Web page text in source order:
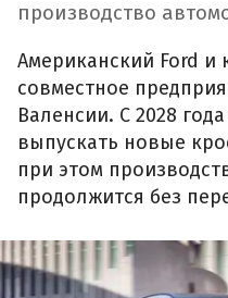
производство
Американский Ford и
совместное
Валенсии. С 2028
выпускать новые
при этом
продолжится без